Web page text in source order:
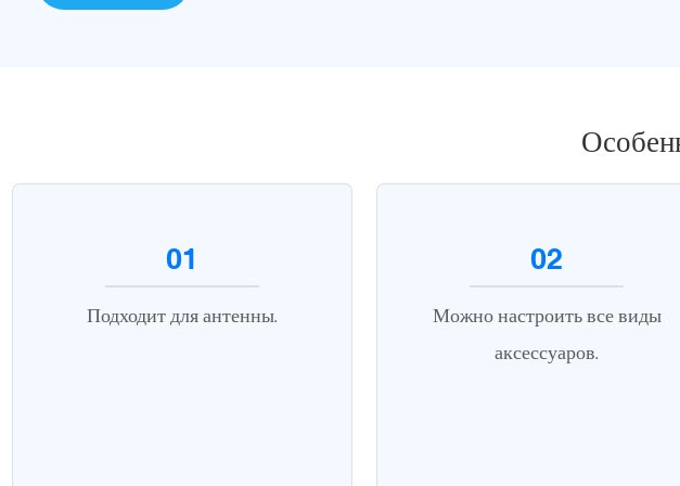
01
Подходит для антенны.
02
Можно настроить все виды
аксессуаров.